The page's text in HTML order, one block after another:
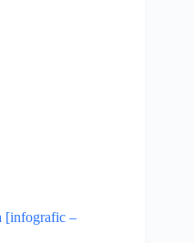
[infografic –